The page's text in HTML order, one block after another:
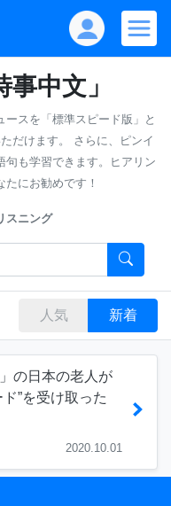
中文」
スを「標準スピード版」と
だけます。
さらに、ピンイ
句も学習できます。ヒアリン
にお勧めです！
スニング
人気 新着
の日本の老人が
”を受け取った
2020.10.01